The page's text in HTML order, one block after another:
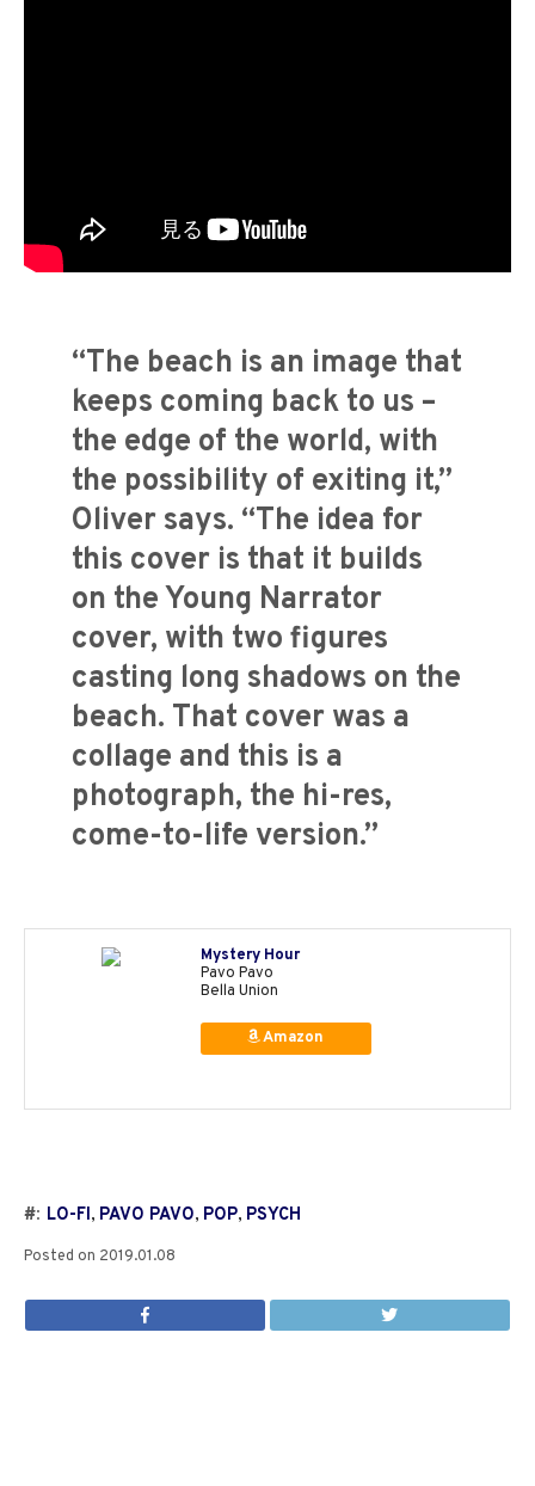
“The beach is an image that
keeps coming back to us –
the edge of the world, with
the possibility of exiting it,”
Oliver says. “The idea for
this cover is that it builds
on the Young Narrator
cover, with two figures
casting long shadows on the
beach. That cover was a
collage and this is a
photograph, the hi-res,
come-to-life version.”
Mystery Hour
Pavo Pavo
Bella Union
Amazon
#: LO-FI, PAVO PAVO, POP, PSYCH
Posted on 2019.01.08